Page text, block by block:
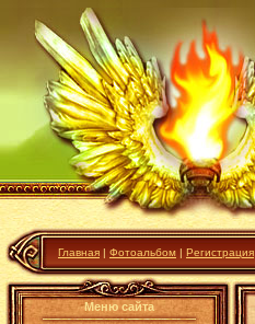
Главная | Фотоальбом | Регистрация
Меню сайта